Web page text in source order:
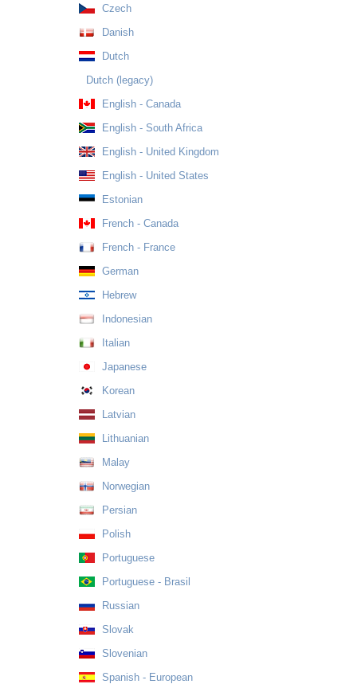
Czech
Danish
Dutch
Dutch (legacy)
English - Canada
English - South Africa
English - United Kingdom
English - United States
Estonian
French - Canada
French - France
German
Hebrew
Indonesian
Italian
Japanese
Korean
Latvian
Lithuanian
Malay
Norwegian
Persian
Polish
Portuguese
Portuguese - Brasil
Russian
Slovak
Slovenian
Spanish - European